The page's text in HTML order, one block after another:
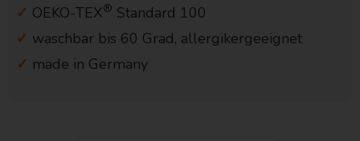
✓ OEKO-TEX® Standard 100
✓ waschbar bis 60 Grad, allergikergeeignet
✓ made in Germany